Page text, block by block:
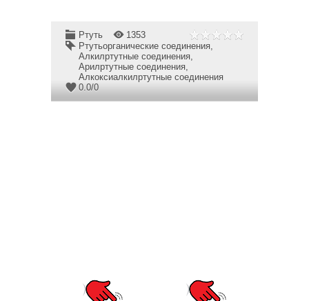
Ртуть
1353
Ртутьорганические соединения,
Алкилртутные соединения,
Арилртутные соединения,
Алкоксиалкилртутные соединения
0.0/0